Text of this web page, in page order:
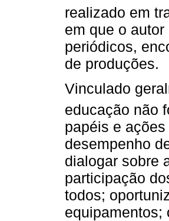
realizado em
em que o
periódicos,
de produções.
Vinculado
educação não
papéis e
desempenho
dialogar sobre
participação
todos;
equipamentos;